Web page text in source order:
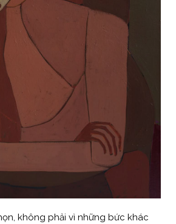
không phải vì những bức khác